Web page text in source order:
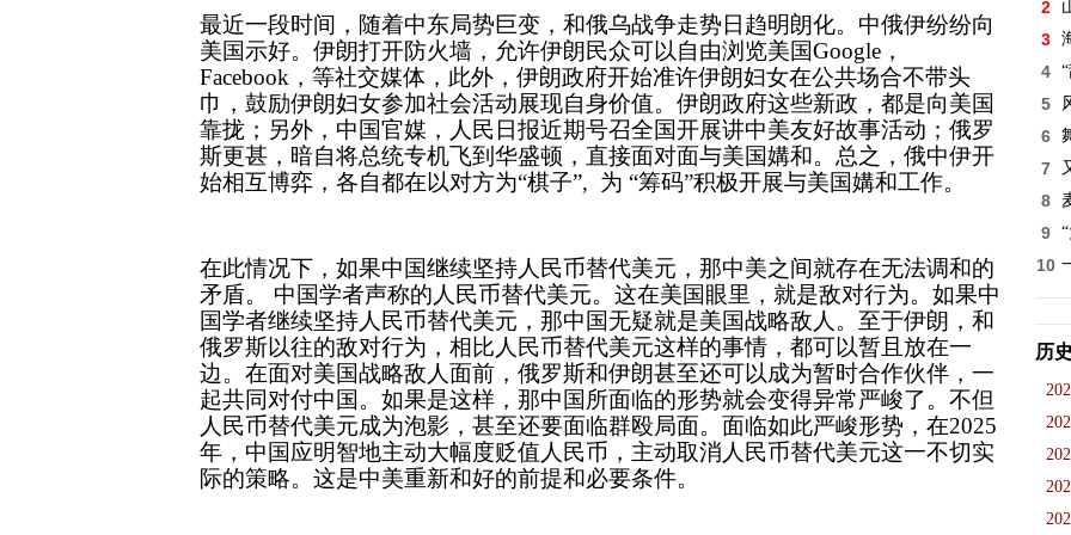
最近一段时间，随着中东局势巨变，和俄乌战争走势日趋明朗化。中俄伊纷纷向
美国示好。伊朗打开防火墙，允许伊朗民众可以自由浏览美国Google，
Facebook，等社交媒体，此外，伊朗政府开始准许伊朗妇女在公共场合不带头
巾，鼓励伊朗妇女参加社会活动展现自身价值。伊朗政府这些新政，都是向美国
靠拢；另外，中国官媒，人民日报近期号召全国开展讲中美友好故事活动；俄罗
斯更甚，暗自将总统专机飞到华盛顿，直接面对面与美国媾和。总之，俄中伊开
始相互博弈，各自都在以对方为“棋子”, 为 “筹码”积极开展与美国媾和工作。
在此情况下，如果中国继续坚持人民币替代美元，那中美之间就存在无法调和的
矛盾。 中国学者声称的人民币替代美元。这在美国眼里，就是敌对行为。如果中
国学者继续坚持人民币替代美元，那中国无疑就是美国战略敌人。至于伊朗，和
俄罗斯以往的敌对行为，相比人民币替代美元这样的事情，都可以暂且放在一
边。在面对美国战略敌人面前，俄罗斯和伊朗甚至还可以成为暂时合作伙伴，一
起共同对付中国。如果是这样，那中国所面临的形势就会变得异常严峻了。不但
人民币替代美元成为泡影，甚至还要面临群殴局面。面临如此严峻形势，在2025
年，中国应明智地主动大幅度贬值人民币，主动取消人民币替代美元这一不切实
际的策略。这是中美重新和好的前提和必要条件。
2
3
4
5
6
7
8
9
10
历